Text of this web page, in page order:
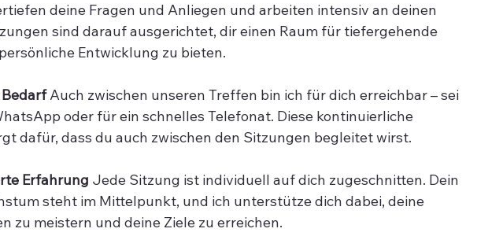
deine Fragen und Anliegen und arbeiten intensiv an deinen
sind darauf ausgerichtet, dir einen Raum für tiefergehende
Entwicklung zu bieten.
Auch zwischen unseren Treffen bin ich für dich erreichbar – sei
oder für ein schnelles Telefonat. Diese kontinuierliche
dafür, dass du auch zwischen den Sitzungen begleitet wirst.
Erfahrung Jede Sitzung ist individuell auf dich zugeschnitten. Dein
steht im Mittelpunkt, und ich unterstütze dich dabei, deine
zu meistern und deine Ziele zu erreichen.